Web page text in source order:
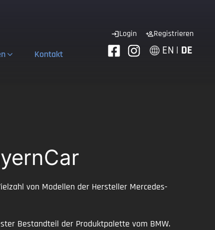
Kontakt
Login Registrieren
EN | DE
von Modellen der Hersteller Mercedes-
Bestandteil der Produktpalette vom BMW.